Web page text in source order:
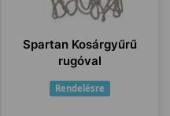
Spartan Kosárgyűrű
rugóval
Rendelésre